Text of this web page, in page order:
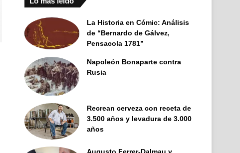
La Historia en Cómic: Análisis
de “Bernardo de Gálvez,
Pensacola 1781”
Napoleón Bonaparte contra
Rusia
Recrean cerveza con receta de
3.500 años y levadura de 3.000
años